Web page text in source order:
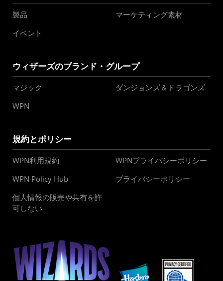
製品
マーケティング素材
イベント
ウィザーズのブランド・グループ
マジック
ダンジョンズ＆ドラゴンズ
WPN
規約とポリシー
WPN利用規約
WPNプライバシーポリシー
WPN Policy Hub
プライバシーポリシー
個人情報の販売や共有を許
可しない